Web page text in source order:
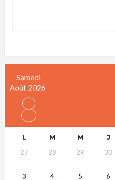
Samedi
Août 2026
8
L M M J
27 28 29 30
3 4 5 6